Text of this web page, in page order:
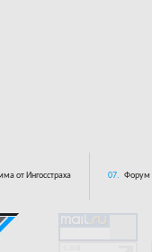
от Ингосстраха 07. Форум